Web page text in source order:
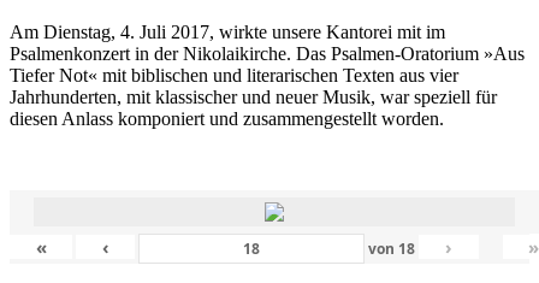
Am Dienstag, 4. Juli 2017, wirkte unsere Kantorei mit im
Psalmenkonzert in der Nikolaikirche. Das Psalmen-Oratorium »Aus
Tiefer Not« mit biblischen und literarischen Texten aus vier
Jahrhunderten, mit klassischer und neuer Musik, war speziell für
diesen Anlass komponiert und zusammengestellt worden.
« ‹ von 18 › »